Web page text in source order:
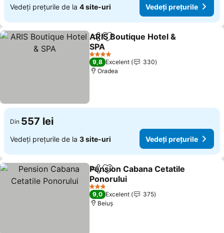
Vedeți prețurile de la 4 site-uri Vedeți prețurile
DistribuițiAdăugaţi la favorite
ARIS Boutique Hotel &
SPA
Vedeți prețurile
4 Stele
9,8 Excelent
330
Oradea
Din 557 lei
Vedeți prețurile de la 3 site-uri Vedeți prețurile
DistribuițiAdăugaţi la favorite
Pension Cabana Cetatile
Ponorului
Vedeți prețurile
3 Stele
9,0 Excelent
375
Beiuş